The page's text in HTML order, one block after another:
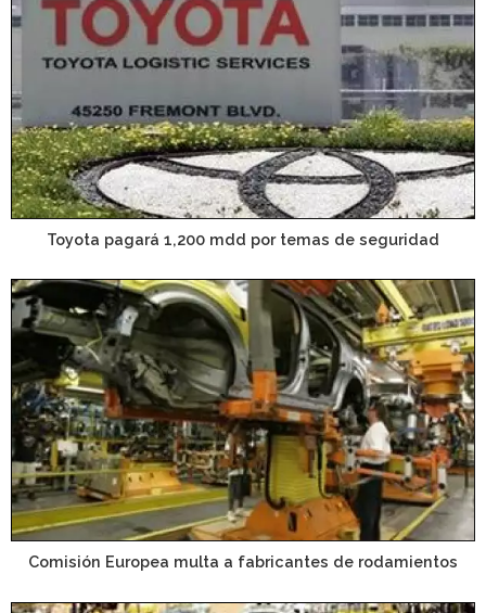
Toyota pagará 1,200 mdd por temas de seguridad
Comisión Europea multa a fabricantes de rodamientos